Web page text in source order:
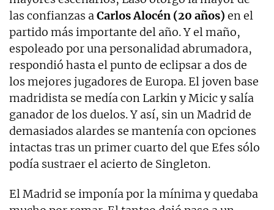
las confianzas aCarlos Alocén (20 años) en el
partido más importante del año. Y el maño,
espoleado por una personalidad abrumadora,
respondió hasta el punto de eclipsar a dos de
los mejores jugadores de Europa. El joven base
madridista se medía con Larkin y Micic y salía
ganador de los duelos. Y así, sin un Madrid de
demasiados alardes se mantenía con opciones
intactas tras un primer cuarto del que Efes sólo
podía sustraer el acierto de Singleton.
El Madrid se imponía por la mínima y quedaba